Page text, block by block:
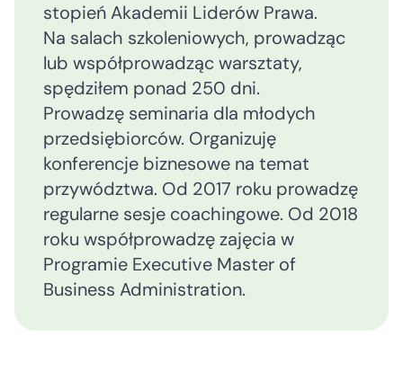
stopień Akademii Liderów Prawa.
Na salach szkoleniowych, prowadząc
lub współprowadząc warsztaty,
spędziłem ponad 250 dni.
Prowadzę seminaria dla młodych
przedsiębiorców. Organizuję
konferencje biznesowe na temat
przywództwa. Od 2017 roku prowadzę
regularne sesje coachingowe. Od 2018
roku współprowadzę zajęcia w
Programie Executive Master of
Business Administration.